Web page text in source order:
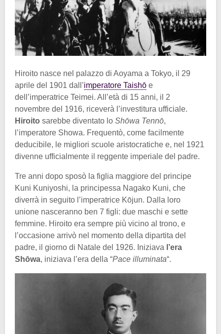
Hiroito nasce nel palazzo di Aoyama a Tokyo, il 29
aprile del 1901 dall’imperatore Taishō e
dell’imperatrice Teimei. All’età di 15 anni, il 2
novembre del 1916, riceverà l’investitura ufficiale.
Hiroito sarebbe diventato lo Shōwa Tennō,
l’imperatore Showa. Frequentò, come facilmente
deducibile, le migliori scuole aristocratiche e, nel 1921
divenne ufficialmente il reggente imperiale del padre.
Tre anni dopo sposò la figlia maggiore del principe
Kuni Kuniyoshi, la principessa Nagako Kuni, che
diverrà in seguito l’imperatrice Kōjun. Dalla loro
unione nasceranno ben 7 figli: due maschi e sette
femmine. Hiroito era sempre più vicino al trono, e
l’occasione arrivò nel momento della dipartita del
padre, il giorno di Natale del 1926. Iniziava l’era
Shōwa, iniziava l’era della “Pace illuminata“.